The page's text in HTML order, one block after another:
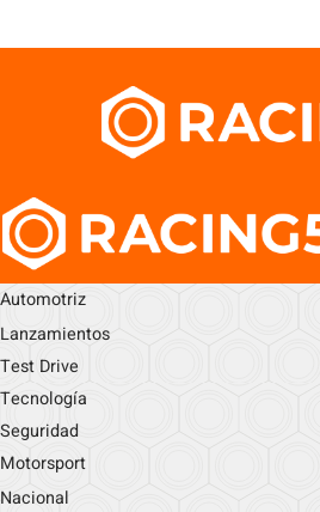
Automotriz
Lanzamientos
Test Drive
Tecnología
Seguridad
Motorsport
Nacional